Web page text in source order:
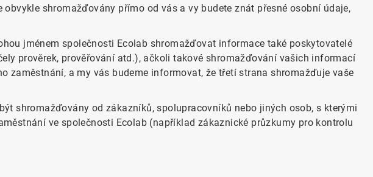
shromažďovány přímo od vás a vy budete znát přesné osobní údaje,
jménem společnosti Ecolab shromažďovat informace také poskytovatelé
prověrek, prověřování atd.), ačkoli takové shromažďování vašich informací
zaměstnání, a my vás budeme informovat, že třetí strana shromažďuje vaše
shromažďovány od zákazníků, spolupracovníků nebo jiných osob, s kterými
ve společnosti Ecolab (například zákaznické průzkumy pro kontrolu